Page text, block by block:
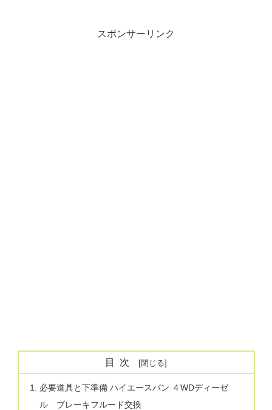
スポンサーリンク
目次
必要道具と下準備 ハイエースバン ４WDディーゼ
ル ブレーキフルード交換